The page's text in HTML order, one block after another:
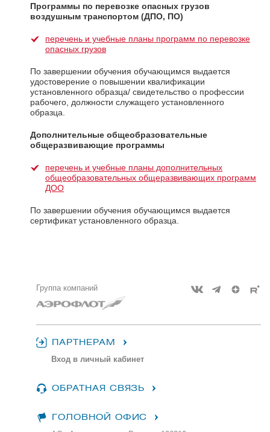
Программы по перевозке опасных грузов
воздушным транспортом (ДПО, ПО)
перечень и учебные планы программ по перевозке
опасных грузов
По завершении обучения обучающимся выдается
удостоверение о повышении квалификации
установленного образца/ свидетельство о профессии
рабочего, должности служащего установленного
образца.
Дополнительные общеобразовательные
общеразвивающие программы
перечень и учебные планы дополнительных
общеобразовательных общеразвивающих программ
ДОО
По завершении обучения обучающимся выдается
сертификат установленного образца.
Группа компаний
ПАРТНЕРАМ
Вход в личный кабинет
ОБРАТНАЯ СВЯЗЬ
ГОЛОВНОЙ ОФИС